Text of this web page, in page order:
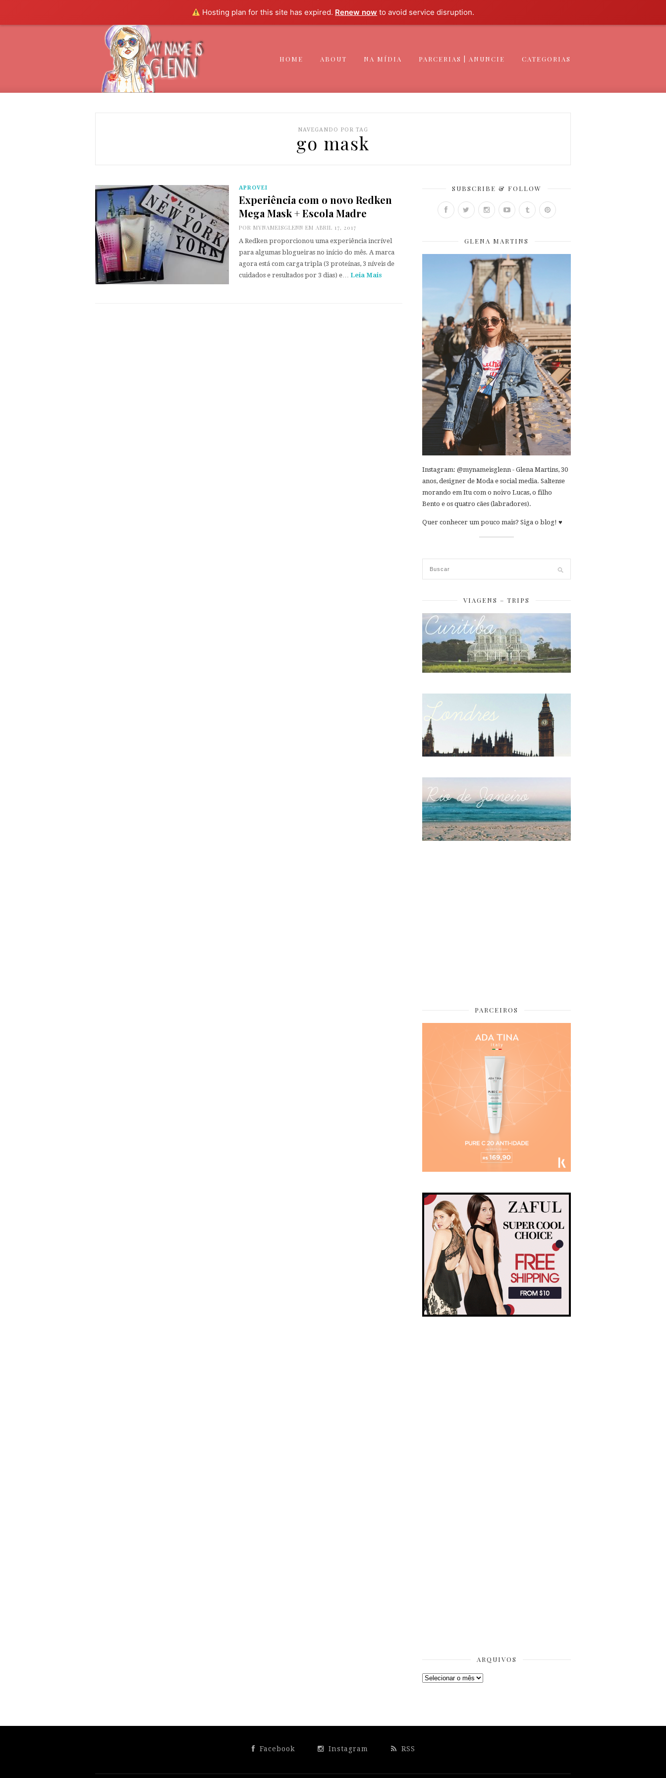
Hosting plan for this site has expired. Renew now to avoid service disruption.
HOME ABOUT NA MÍDIA PARCERIAS | ANUNCIE CATEGORIAS
NAVEGANDO POR TAG
go mask
APROVEI
Experiência com o novo Redken
Mega Mask + Escola Madre
POR MYNAMEISGLENN EM ABRIL 17, 2017
A Redken proporcionou uma experiência incrível
para algumas blogueiras no início do mês. A marca
agora está com carga tripla (3 proteínas, 3 níveis de
cuidados e resultados por 3 dias) e… Leia Mais
SUBSCRIBE & FOLLOW
GLENA MARTINS
Instagram: @mynameisglenn - Glena Martins, 30
anos, designer de Moda e social media. Saltense
morando em Itu com o noivo Lucas, o filho
Bento e os quatro cães (labradores).
Quer conhecer um pouco mais? Siga o blog! ♥
VIAGENS – TRIPS
PARCEIROS
ARQUIVOS
Arquivos
Facebook Instagram RSS